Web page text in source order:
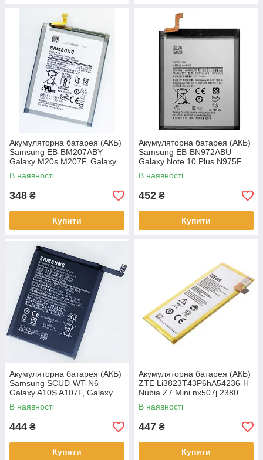
Акумуляторна батарея (АКБ)
Samsung EB-BM207ABY
Galaxy M20s M207F, Galaxy
M30s M307F 6000 mAh,
В наявності
348 ₴
Купити
Акумуляторна батарея (АКБ)
Samsung EB-BN972ABU
Galaxy Note 10 Plus N975F
4300 mAh,
В наявності
452 ₴
Купити
Акумуляторна батарея (АКБ)
Samsung SCUD-WT-N6
Galaxy A10S A107F, Galaxy
A20S A207F, Honor Holly 2
Plus
В наявності
444 ₴
Купити
Акумуляторна батарея (АКБ)
ZTE Li3823T43P6hA54236-H
Nubia Z7 Mini nx507j 2380
mAh,
В наявності
447 ₴
Купити